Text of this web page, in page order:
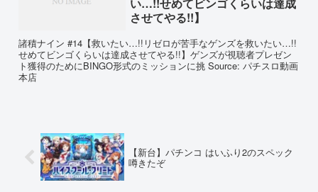
させてやる!!】
諸積ナイン #14【救いたい…!!リゼロが苦手なゲンズを救いたい…!!
せめてビンゴくらいは達成させてやる!!】ゲンズが視聴者プレゼン
ト獲得のためにBINGO形式のミッションに挑 Source: パチスロ動画
本店
【新台】パチンコ はいふり2のスペック
噂きたぞ